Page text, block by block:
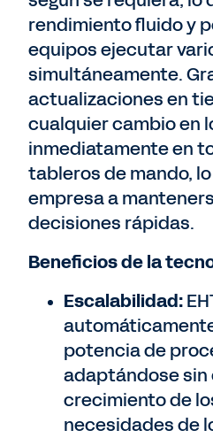
rendimiento fluido y
equipos ejecutar
simultáneamente.
actualizaciones en
cualquier cambio en
inmediatamente en
tableros de mando,
empresa a
decisiones rápidas.
Beneficios de la
Escalabilidad:
potencia de
adaptándose sin
crecimiento de
necesidades de